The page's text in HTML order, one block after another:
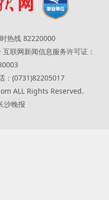
热线 82220000
互联网新闻信息服务许可证：
：(0731)82205017
ALL Rights Reserved.
沙晚报